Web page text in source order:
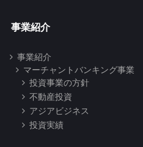
事業紹介
事業紹介
マーチャントバンキング事業
投資事業の方針
不動産投資
アジアビジネス
投資実績